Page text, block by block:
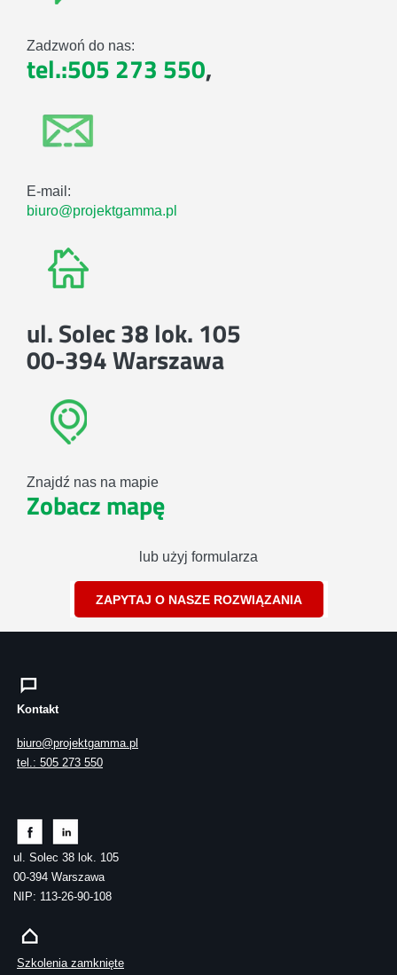
Zadzwoń do nas:
tel.:505 273 550,
E-mail:
biuro@projektgamma.pl
ul. Solec 38 lok. 105
00-394 Warszawa
Znajdź nas na mapie
Zobacz mapę
lub użyj formularza
ZAPYTAJ O NASZE ROZWIĄZANIA
Kontakt
biuro@projektgamma.pl
tel.: 505 273 550
ul. Solec 38 lok. 105
00-394 Warszawa
NIP: 113-26-90-108
Szkolenia zamknięte